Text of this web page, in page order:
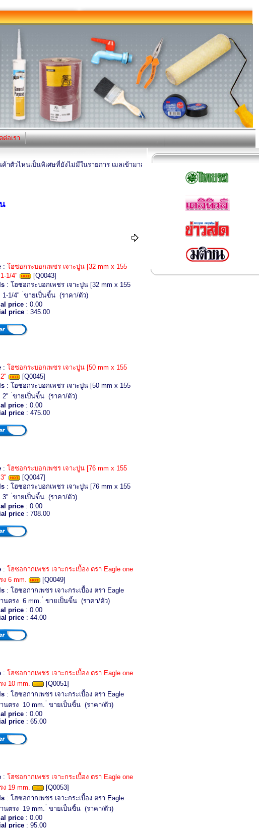
อเรา
เป็นพิเศษที่ยังไม่มีในรายการ เมลเข้ามาสอบถามได้นะครับ โดยระบุชื่อสินค้า ยี่ห้อที่ต้องก
: โฮซอกระบอกเพชร เจาะปูน [32 mm x 155
1/4"
[Q0043]
: โฮซอกระบอกเพชร เจาะปูน [32 mm x 155
1-1/4" ่ขายเป็นฃิ้น (ราคา/ตัว)
price : 0.00
price : 345.00
: โฮซอกระบอกเพชร เจาะปูน [50 mm x 155
[Q0045]
: โฮซอกระบอกเพชร เจาะปูน [50 mm x 155
2" ่ขายเป็นฃิ้น (ราคา/ตัว)
price : 0.00
price : 475.00
: โฮซอกระบอกเพชร เจาะปูน [76 mm x 155
[Q0047]
: โฮซอกระบอกเพชร เจาะปูน [76 mm x 155
3" ่ขายเป็นฃิ้น (ราคา/ตัว)
price : 0.00
price : 708.00
: โฮซอกากเพชร เจาะกระเบื้อง ตรา Eagle one
ง 6 mm.
[Q0049]
: โฮซอกากเพชร เจาะกระเบื้อง ตรา Eagle
นตรง 6 mm. ่ ขายเป็นฃิ้น (ราคา/ตัว)
price : 0.00
price : 44.00
: โฮซอกากเพชร เจาะกระเบื้อง ตรา Eagle one
ง 10 mm.
[Q0051]
: โฮซอกากเพชร เจาะกระเบื้อง ตรา Eagle
นตรง 10 mm. ่ ขายเป็นฃิ้น (ราคา/ตัว)
price : 0.00
price : 65.00
: โฮซอกากเพชร เจาะกระเบื้อง ตรา Eagle one
ง 19 mm.
[Q0053]
: โฮซอกากเพชร เจาะกระเบื้อง ตรา Eagle
นตรง 19 mm. ่ ขายเป็นฃิ้น (ราคา/ตัว)
price : 0.00
price : 95.00